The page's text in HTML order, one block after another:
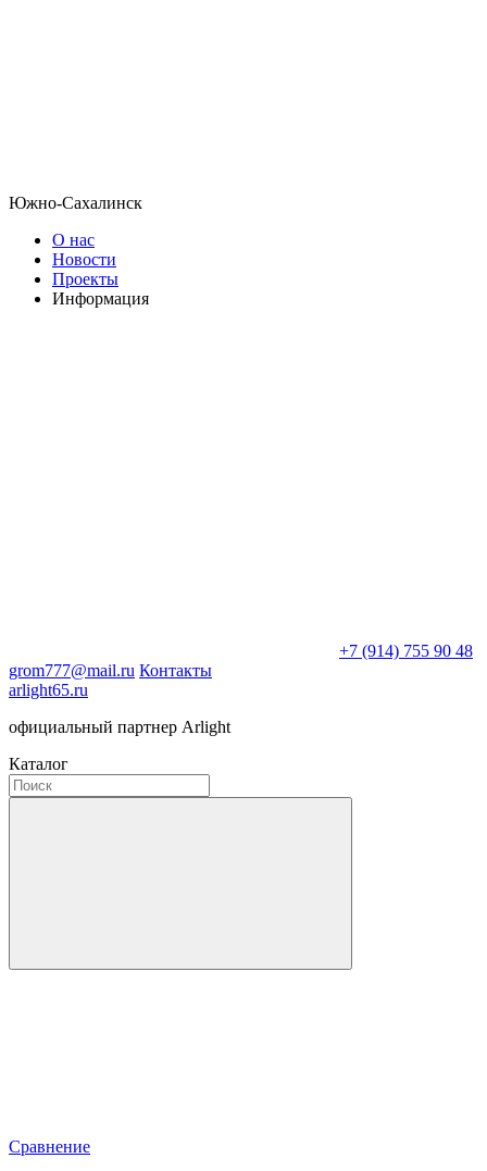
Южно-Сахалинск
О нас
Новости
Проекты
Информация
+7 (914) 755 90 48
grom777@mail.ru Контакты
arlight65.ru
официальный партнер Arlight
Каталог
Сравнение